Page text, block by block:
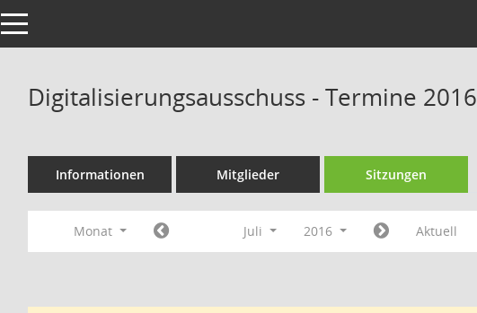
Toggle navigation
Digitalisierungsausschuss - Termine 2016
Informationen Mitglieder Sitzungen
Monat Juli 2016 Aktuell